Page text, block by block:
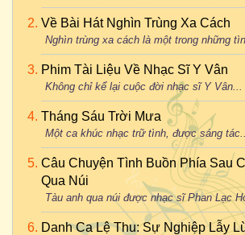
Về Bài Hát Nghìn Trùng Xa Cách
Nghìn trùng xa cách là một trong những
Phim Tài Liệu Về Nhạc Sĩ Y Vân
Không chỉ kể lại cuộc đời nhạc sĩ Y Vân...
Tháng Sáu Trời Mưa
Một ca khúc nhạc trữ tình, được sáng
Câu Chuyện Tình Buồn Phía Sau
Qua Núi
Tàu anh qua núi được nhạc sĩ Phan Lạc
Danh Ca Lệ Thu: Sự Nghiệp Lẫy